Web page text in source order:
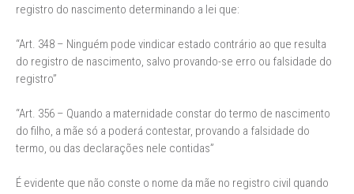
registro do nascimento determinando a lei que:
“Art. 348 – Ninguém pode vindicar estado contrário ao que resulta
do registro de nascimento, salvo provando-se erro ou falsidade do
registro”
“Art. 356 – Quando a maternidade constar do termo de nascimento
do filho, a mãe só a poderá contestar, provando a falsidade do
termo, ou das declarações nele contidas”
É evidente que não conste o nome da mãe no registro civil quando